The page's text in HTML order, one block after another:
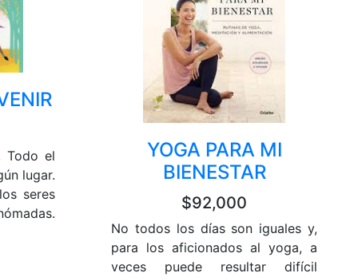
Todo el
lugar.
seres
YOGA PARA MI
BIENESTAR
$92,000
No todos los días son iguales y,
para los aficionados al yoga, a
veces puede resultar difícil